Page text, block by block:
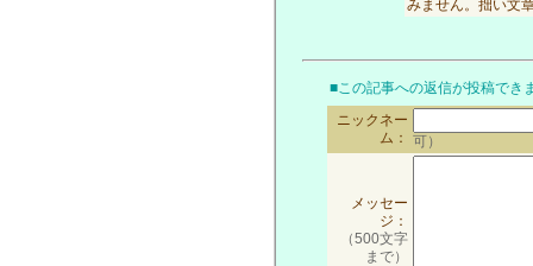
みません。拙い文
■この記事への返信が投稿でき
ニックネー
ム：
可）
メッセー
ジ：
（500文字
まで）